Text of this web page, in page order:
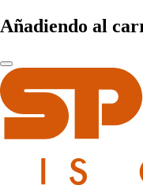
Añadiendo al